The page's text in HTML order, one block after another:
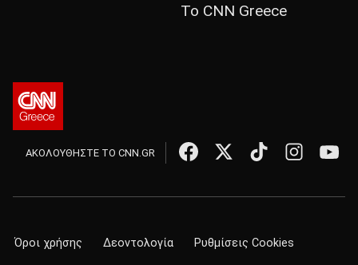
Το CNN Greece
ΑΚΟΛΟΥΘΗΣΤΕ ΤΟ CNN.GR
Όροι χρήσης Δεοντολογία Ρυθμίσεις Cookies